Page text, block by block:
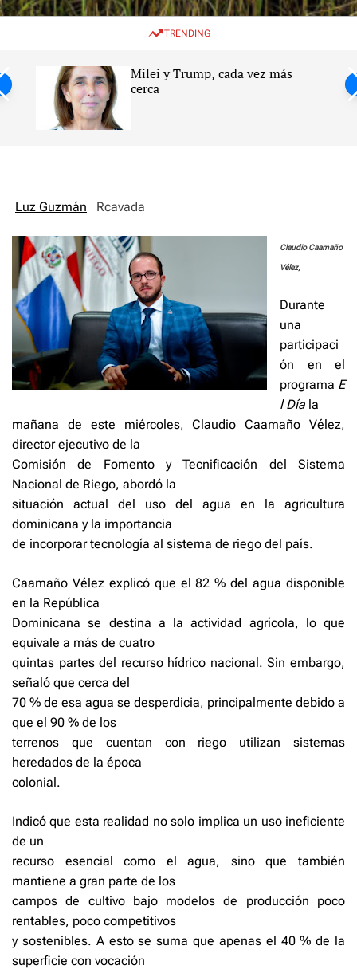
w
c
e
e
TRENDING
Milei y Trump, cada vez más
cerca
Luz Guzmán Rcavada
Claudio Caamaño
Vélez,
Durante
una
participaci
ón en el
programa E
l Día la
mañana de este miércoles, Claudio Caamaño Vélez,
director ejecutivo de la
Comisión de Fomento y Tecnificación del Sistema
Nacional de Riego, abordó la
situación actual del uso del agua en la agricultura
dominicana y la importancia
de incorporar tecnología al sistema de riego del país.
Caamaño Vélez explicó que el 82 % del agua disponible
en la República
Dominicana se destina a la actividad agrícola, lo que
equivale a más de cuatro
quintas partes del recurso hídrico nacional. Sin embargo,
señaló que cerca del
70 % de esa agua se desperdicia, principalmente debido a
que el 90 % de los
terrenos que cuentan con riego utilizan sistemas
heredados de la época
colonial.
Indicó que esta realidad no solo implica un uso ineficiente
de un
recurso esencial como el agua, sino que también
mantiene a gran parte de los
campos de cultivo bajo modelos de producción poco
rentables, poco competitivos
y sostenibles. A esto se suma que apenas el 40 % de la
superficie con vocación